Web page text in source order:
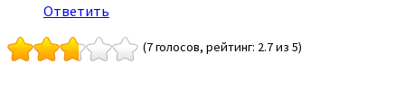
Ответить
(7 голосов, рейтинг: 2.7 из 5)